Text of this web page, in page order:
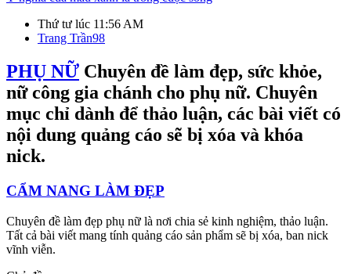
PHỤ NỮ Chuyên đề làm đẹp, sức khỏe,
nữ công gia chánh cho phụ nữ. Chuyên
mục chỉ dành để thảo luận, các bài viết có
nội dung quảng cáo sẽ bị xóa và khóa
nick.
CẨM NANG LÀM ĐẸP
Tất cả bài viết mang tính quảng cáo sản phẩm sẽ bị xóa, ban nick
vĩnh viễn.
Chủ đề
5.5K